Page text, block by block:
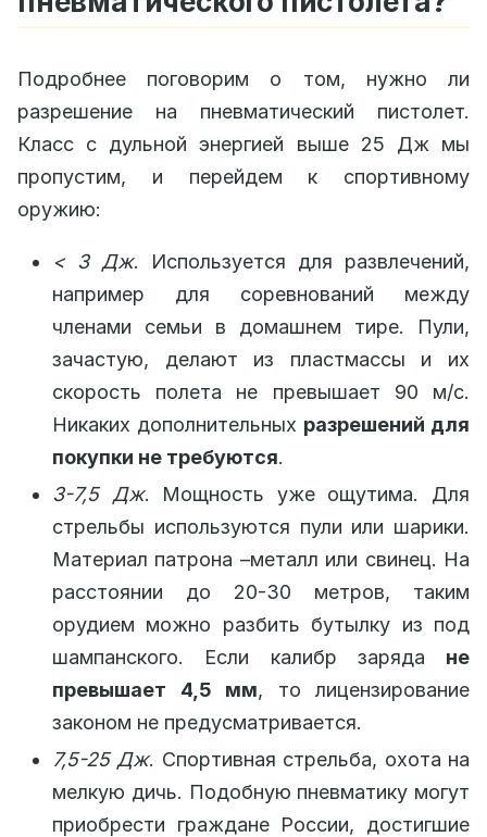
Подробнее поговорим о том, нужно ли
разрешение на пневматический пистолет.
Класс c дульной энергией выше 25 Дж мы
пропустим, и перейдем к спортивному
оружию:
< 3 Дж. Используется для развлечений,
например для соревнований между
членами семьи в домашнем тире. Пули,
зачастую, делают из пластмассы и их
скорость полета не превышает 90 м/с.
Никаких дополнительных разрешений для
покупки не требуются.
3-7,5 Дж. Мощность уже ощутима. Для
стрельбы используются пули или шарики.
Материал патрона –металл или свинец. На
расстоянии до 20-30 метров, таким
орудием можно разбить бутылку из под
шампанского. Если калибр заряда не
превышает 4,5 мм, то лицензирование
законом не предусматривается.
7,5-25 Дж. Спортивная стрельба, охота на
мелкую дичь. Подобную пневматику могут
приобрести граждане России, достигшие